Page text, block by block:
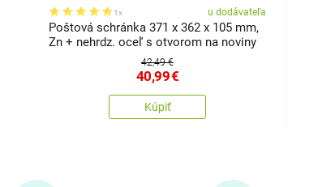
1x u dodávateľa
Poštová schránka 371 x 362 x 105 mm,
Zn + nehrdz. oceľ s otvorom na noviny
42,49 €
40,99€
Kúpiť